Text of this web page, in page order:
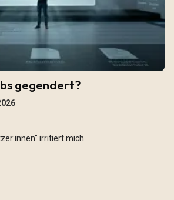
gegendert?
irritiert mich